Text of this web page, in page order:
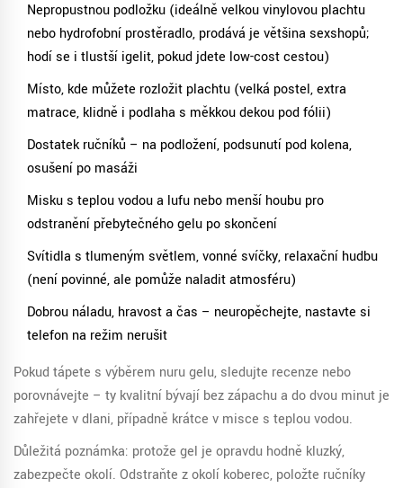
Nepropustnou podložku (ideálně velkou vinylovou plachtu
nebo hydrofobní prostěradlo, prodává je většina sexshopů;
hodí se i tlustší igelit, pokud jdete low-cost cestou)
Místo, kde můžete rozložit plachtu (velká postel, extra
matrace, klidně i podlaha s měkkou dekou pod fólii)
Dostatek ručníků – na podložení, podsunutí pod kolena,
osušení po masáži
Misku s teplou vodou a lufu nebo menší houbu pro
odstranění přebytečného gelu po skončení
Svítidla s tlumeným světlem, vonné svíčky, relaxační hudbu
(není povinné, ale pomůže naladit atmosféru)
Dobrou náladu, hravost a čas – neuropěchejte, nastavte si
telefon na režim nerušit
Pokud tápete s výběrem nuru gelu, sledujte recenze nebo
porovnávejte – ty kvalitní bývají bez zápachu a do dvou minut je
zahřejete v dlani, případně krátce v misce s teplou vodou.
Důležitá poznámka: protože gel je opravdu hodně kluzký,
zabezpečte okolí. Odstraňte z okolí koberec, položte ručníky